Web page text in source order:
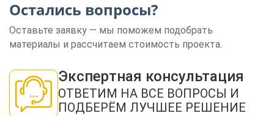
Остались вопросы?
Оставьте заявку — мы поможем подобрать
материалы и рассчитаем стоимость проекта.
Экспертная консультация
ОТВЕТИМ НА ВСЕ ВОПРОСЫ И
ПОДБЕРЁМ ЛУЧШЕЕ РЕШЕНИЕ
ЗАКАЗАТЬ ЗВОНОК